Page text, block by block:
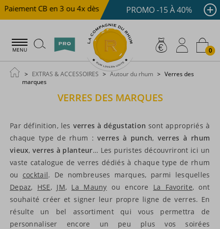
CB en 3 ou 4x dès 100 € Livraison offerte dès
PROMO -15 À 40%
MENU 0
EXTRAS & ACCESSOIRES Autour du rhum
Verres des
marques
VERRES DES MARQUES
Par définition, les verres à dégustation sont appropriés à
chaque type de rhum : verres à punch, verres à rhum
vieux, verres à planteur… Les puristes découvriront ici un
vaste catalogue de verres dédiés à chaque type de rhum
ou cocktail. De nombreuses marques, parmi lesquelles
Depaz, HSE, JM, La Mauny ou encore La Favorite, ont
souhaité créer et signer leur propre ligne de verres. En
résulte un bel assortiment qui vous permettra de
personnaliser encore un peu plus vos soirées